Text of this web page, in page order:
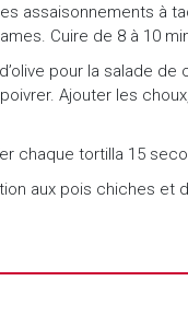
assaisonnements à
Cuire de 8 à 10
pour la salade
Ajouter les
chaque tortilla 15
aux pois chiches et